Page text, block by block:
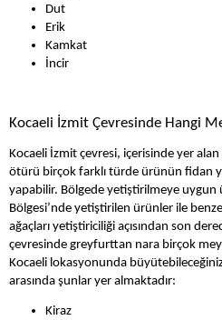
Dut
Erik
Kamkat
İncir
Kocaeli İzmit Çevresinde Hangi
Kocaeli İzmit çevresi, içerisinde yer
ötürü birçok farklı türde ürünün fidan
yapabilir. Bölgede yetiştirilmeye
Bölgesi’nde yetiştirilen ürünler ile
ağaçları yetiştiriciliği açısından son
çevresinde greyfurttan nara birçok
Kocaeli lokasyonunda
arasında şunlar yer almaktadır:
Kiraz